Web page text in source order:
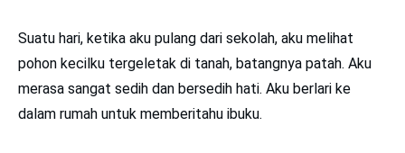
Suatu hari, ketika aku pulang dari sekolah, aku melihat
pohon kecilku tergeletak di tanah, batangnya patah. Aku
merasa sangat sedih dan bersedih hati. Aku berlari ke
dalam rumah untuk memberitahu ibuku.